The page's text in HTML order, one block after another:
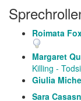
Roimata
Margaret
Killing -
Giulia
Sara